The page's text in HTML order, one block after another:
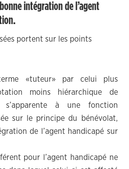
intégration de l’agent
portent sur les points
«tuteur» par celui plus
moins hiérarchique de
s’apparente à une fonction
sur le principe du bénévolat,
de l’agent handicapé sur
pour l’agent handicapé ne